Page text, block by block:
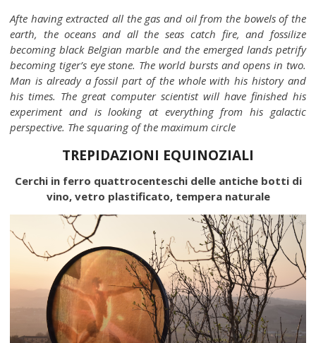
Afte having extracted all the gas and oil from the bowels of the
earth, the oceans and all the seas catch fire, and fossilize
becoming black Belgian marble and the emerged lands petrify
becoming tiger’s eye stone. The world bursts and opens in two.
Man is already a fossil part of the whole with his history and
his times. The great computer scientist will have finished his
experiment and is looking at everything from his galactic
perspective. The squaring of the maximum circle
TREPIDAZIONI EQUINOZIALI
Cerchi in ferro quattrocenteschi delle antiche botti di
vino, vetro plastificato, tempera naturale